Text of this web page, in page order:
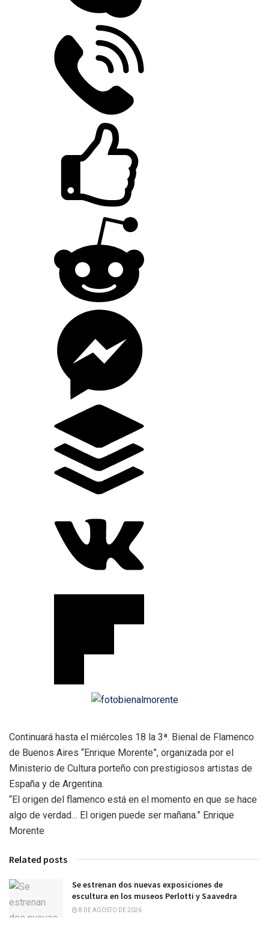
Continuará hasta el miércoles 18 la 3ª. Bienal de Flamenco
de Buenos Aires “Enrique Morente”, organizada por el
Ministerio de Cultura porteño con prestigiosos artistas de
España y de Argentina.
“El origen del flamenco está en el momento en que se hace
algo de verdad… El origen puede ser mañana.” Enrique
Morente
Related posts
Se estrenan dos nuevas exposiciones de
escultura en los museos Perlotti y Saavedra
8 DE AGOSTO DE 2026